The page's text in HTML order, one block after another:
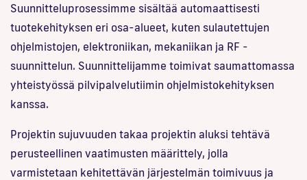
Suunnitteluprosessimme sisältää automaattisesti
tuotekehityksen eri osa-alueet, kuten sulautettujen
ohjelmistojen, elektroniikan, mekaniikan ja RF -
suunnittelun. Suunnittelijamme toimivat saumattomassa
yhteistyössä pilvipalvelutiimin ohjelmistokehityksen
kanssa.
Projektin sujuvuuden takaa projektin aluksi tehtävä
perusteellinen vaatimusten määrittely, jolla
varmistetaan kehitettävän järjestelmän toimivuus ja